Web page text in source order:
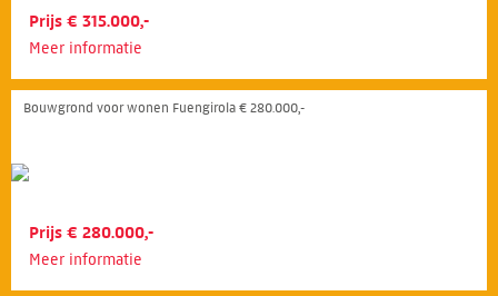
Prijs € 315.000,-
Meer informatie
Bouwgrond voor wonen Fuengirola € 280.000,-
Prijs € 280.000,-
Meer informatie